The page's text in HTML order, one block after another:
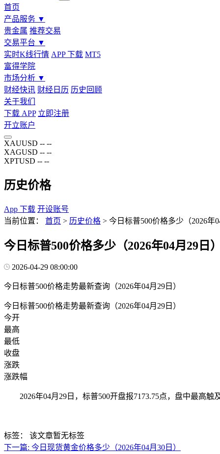
首页
产品服务 ▼
贵金属 推荐交易
交易平台 ▼
实时K线行情 APP 下载 MT5
富得学院
市场分析 ▼
财经快讯 财经日历 历史回顾
关于我们
下载 APP 立即注册
开立账户
XAUUSD -- --
XAGUSD -- --
XPTUSD -- --
历史价格
App 下载 开设账号
当前位置：
首页 > 历史价格 > 今日标普500价格多少（2026年
今日标普500价格多少（2026年04月29日
2026-04-29 08:00:00
今日标普500价格走势最新查询（2026年04月29日）
今日标普500价格走势最新查询（2026年04月29日）
今开
最高
最低
收盘
涨跌
涨跌幅
2026年04月29日，标普500开盘报7173.75点，盘中最高
标签：
该文章暂无标签
下一篇: 今日现货黄金价格多少（2026年04月30日）